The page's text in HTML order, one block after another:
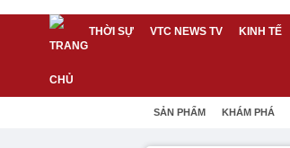
THỜI SỰ VTC NEWS TV KINH TẾ
SẢN PHẨM KHÁM PHÁ